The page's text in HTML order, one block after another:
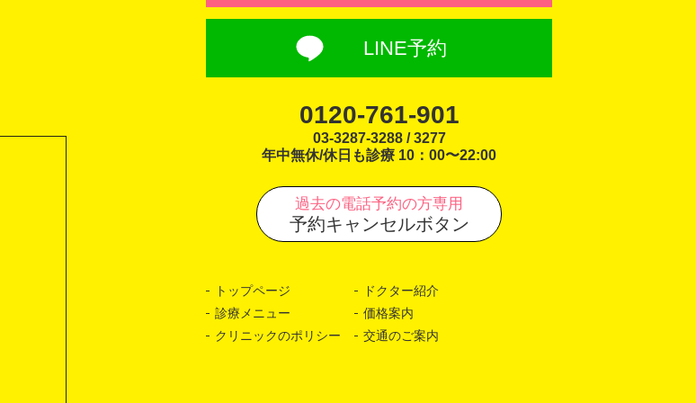
LINE予約
0120-761-901
03-3287-3288 / 3277
年中無休/休日も診療 10：00〜22:00
過去の電話予約の方専用
予約キャンセルボタン
トップページ
ドクター紹介
診療メニュー
価格案内
クリニックのポリシー
交通のご案内